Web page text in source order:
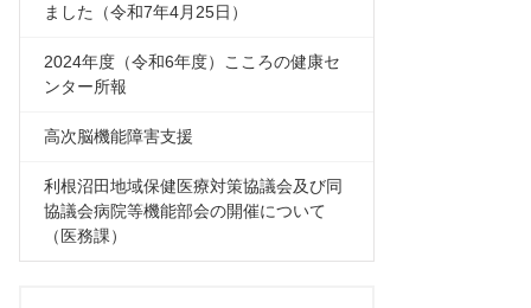
ました（令和7年4月25日）
2024年度（令和6年度）こころの健康セ
ンター所報
高次脳機能障害支援
利根沼田地域保健医療対策協議会及び同
協議会病院等機能部会の開催について
（医務課）